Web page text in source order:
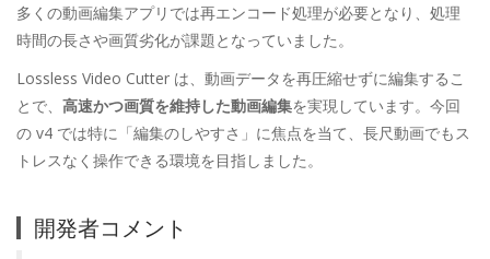
多くの動画編集アプリでは再エンコード処理が必要となり、処理
時間の長さや画質劣化が課題となっていました。
Lossless Video Cutter は、動画データを再圧縮せずに編集するこ
とで、 高速かつ画質を維持した動画編集を実現しています。今回
の v4 では特に「編集のしやすさ」に焦点を当て、長尺動画でもス
トレスなく操作できる環境を目指しました。
開発者コメント